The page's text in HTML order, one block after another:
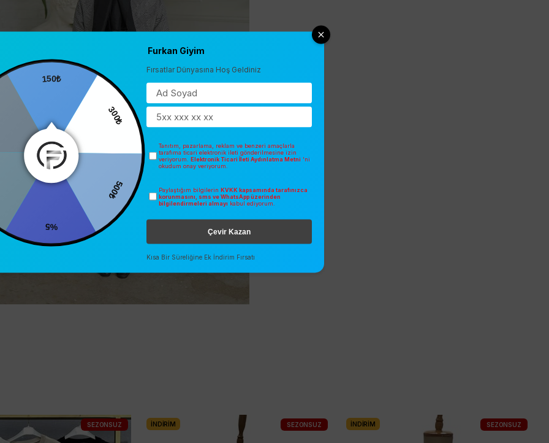
SEZONSUZ İNDIRIM SEZONSUZ İNDIRIM SEZONSUZ
150₺
300₺
500₺
%5
Furkan Giyim
Fırsatlar Dünyasına Hoş Geldiniz
Tanıtım, pazarlama, reklam ve benzeri amaçlarla
tarafıma ticari elektronik ileti gönderilmesine izin
veriyorum. Elektronik Ticari İleti Aydınlatma Metni 'ni
okudum onay veriyorum.
Paylaştığım bilgilerin KVKK kapsamında tarafınızca
korunmasını, sms ve WhatsApp üzerinden
bilgilendirmeleri almayı kabul ediyorum.
Çevir Kazan
Kısa Bir Süreliğine Ek İndirim Fırsatı